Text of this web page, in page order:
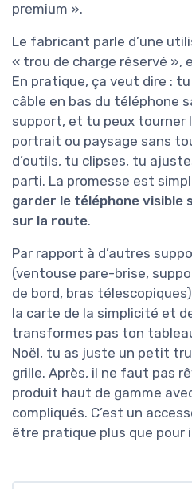
premium ».
Le fabricant parle d’une
« trou de charge réservé »,
En pratique, ça veut dire :
câble en bas du téléphone
support, et tu peux tourner
portrait ou paysage sans
d’outils, tu clipses, tu
parti. La promesse est
garder le téléphone visible
sur la route.
Par rapport à d’autres
(ventouse pare-brise,
de bord, bras
la carte de la simplicité et
transformes pas ton
Noël, tu as juste un petit
grille. Après, il ne faut pas
produit haut de gamme
compliqués. C’est un
être pratique plus que pour